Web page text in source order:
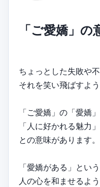
「ご愛嬌」の
ちょっとした失敗や
それを笑い飛ばすよ
「ご愛嬌」の「愛嬌」
「人に好かれる魅力」
との意味があります。
「愛嬌がある」という
人の心を和ませるよう